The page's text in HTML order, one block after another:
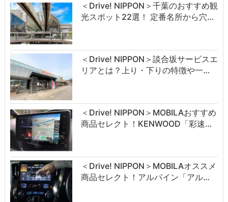
＜Drive! NIPPON＞千葉のおすすめ観
光スポット22選！ 定番名所から穴…
＜Drive! NIPPON＞談合坂サービスエ
リアとは？上り・下りの特徴や一…
＜Drive! NIPPON＞MOBILAおすすめ
商品セレクト！KENWOOD「彩速…
＜Drive! NIPPON＞MOBILAオススメ
商品セレクト！アルパイン「アル…